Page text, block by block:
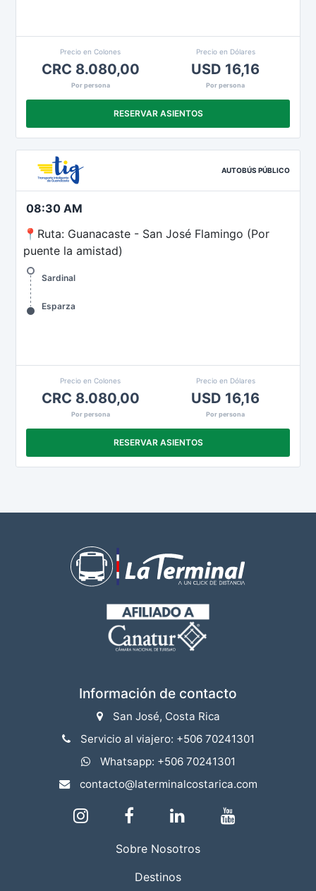
Precio en Colones
CRC 8.080,00
Por persona
Precio en Dólares
USD 16,16
Por persona
RESERVAR ASIENTOS
AUTOBÚS PÚBLICO
08:30 AM
📍Ruta: Guanacaste - San José Flamingo (Por
puente la amistad)
Sardinal
Esparza
Precio en Colones
CRC 8.080,00
Por persona
Precio en Dólares
USD 16,16
Por persona
RESERVAR ASIENTOS
Información de contacto
San José, Costa Rica
Servicio al viajero: +506 70241301
Whatsapp: +506 70241301
contacto@laterminalcostarica.com
Sobre Nosotros
Destinos